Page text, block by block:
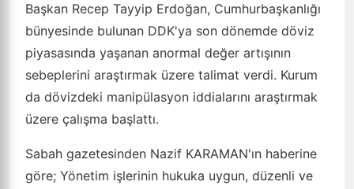
Başkan Recep Tayyip Erdoğan, Cumhurbaşkanlığı
bünyesinde bulunan DDK'ya son dönemde döviz
piyasasında yaşanan anormal değer artışının
sebeplerini araştırmak üzere talimat verdi. Kurum
da dövizdeki manipülasyon iddialarını araştırmak
üzere çalışma başlattı.
Sabah gazetesinden Nazif KARAMAN'ın haberine
göre; Yönetim işlerinin hukuka uygun, düzenli ve